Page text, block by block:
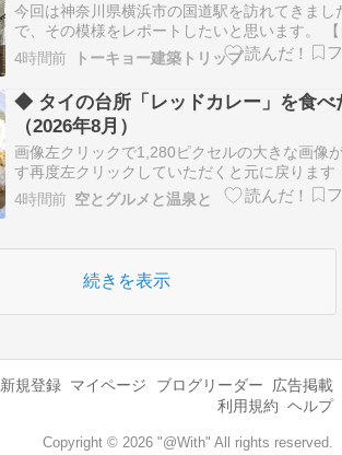
今回は神奈川県横浜市の国道駅を訪れてきまし
で、その模様をレポートしたいと思います。
介】・建築好きのやま菜と申します。・今日も
築を求めて東奔西走 【この記事で分かること
駅を実際に訪れたレポートを写真と文字で解説
駅の建築的な見どころや注目ポイント …
4時間前 トーキョー建築トリップ
◆ タイの台所「レッドカレー」を食べ
（2026年8月）
画像左クリックで1,280ピクセルの大きな画像
す再度左クリックしていただくと元に戻ります
食べたレッドカレーセット カレーペースト、
ツミルク、ナンプラー、タイのハーブのセット
に負けないコクと深みが増…
4時間前 空とグルメと温泉と
続きを表示
新規登録 マイページ ブログリーダー
広告掲載
利用規約 ヘルプ
Copyright © 2026 "@With" All rights reserved.